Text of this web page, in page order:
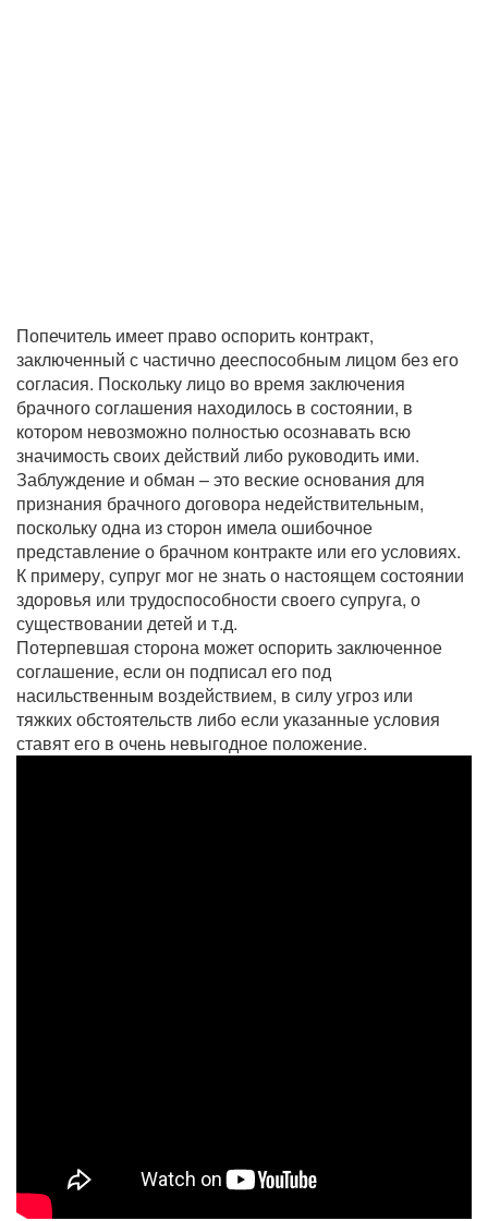
Попечитель имеет право оспорить контракт,
заключенный с частично дееспособным лицом без его
согласия. Поскольку лицо во время заключения
брачного соглашения находилось в состоянии, в
котором невозможно полностью осознавать всю
значимость своих действий либо руководить ими.
Заблуждение и обман – это веские основания для
признания брачного договора недействительным,
поскольку одна из сторон имела ошибочное
представление о брачном контракте или его условиях.
К примеру, супруг мог не знать о настоящем состоянии
здоровья или трудоспособности своего супруга, о
существовании детей и т.д.
Потерпевшая сторона может оспорить заключенное
соглашение, если он подписал его под
насильственным воздействием, в силу угроз или
тяжких обстоятельств либо если указанные условия
ставят его в очень невыгодное положение.